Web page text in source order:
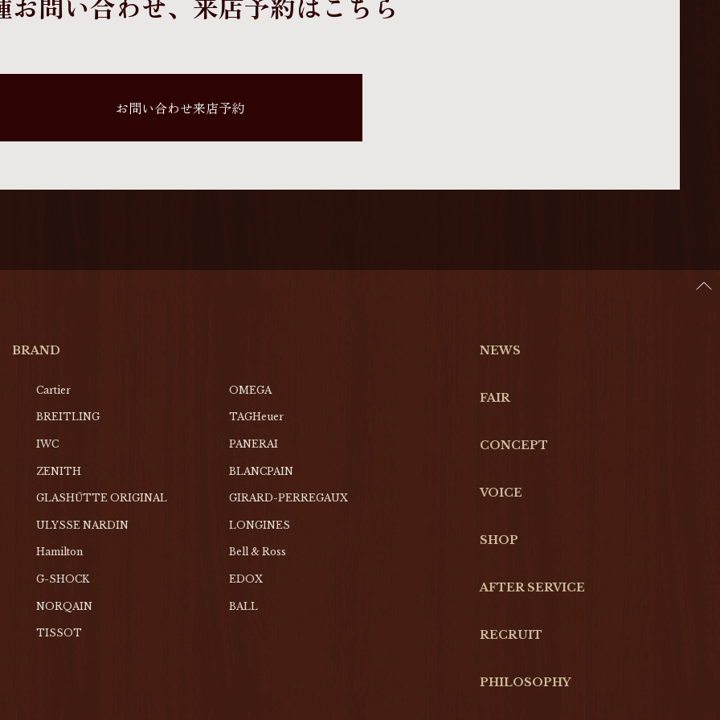
お問い合わせ来店予約
NEWS
FAIR
CONCEPT
BRAND
Cartier OMEGA
BREITLING TAGHeuer
IWC PANERAI
ZENITH BLANCPAIN
GLASHŰTTE ORIGINAL GIRARD-PERREGAUX
ULYSSE NARDIN LONGINES
Hamilton Bell & Ross
G-SHOCK EDOX
NORQAIN BALL
TISSOT
VOICE
SHOP
AFTER SERVICE
RECRUIT
PHILOSOPHY